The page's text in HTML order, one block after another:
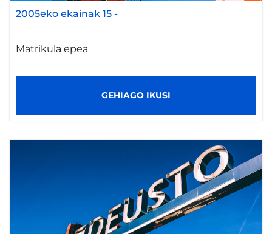
2005eko ekainak 15 -
Matrikula epea
GEHIAGO IKUSI